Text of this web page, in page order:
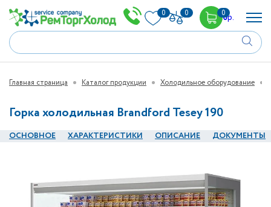
0 0 00р.
Главная страница Каталог продукции Холодильное оборудование
Горка холодильная Brandford Tesey 190
ОСНОВНОЕ ХАРАКТЕРИСТИКИ ОПИСАНИЕ ДОКУМЕНТЫ